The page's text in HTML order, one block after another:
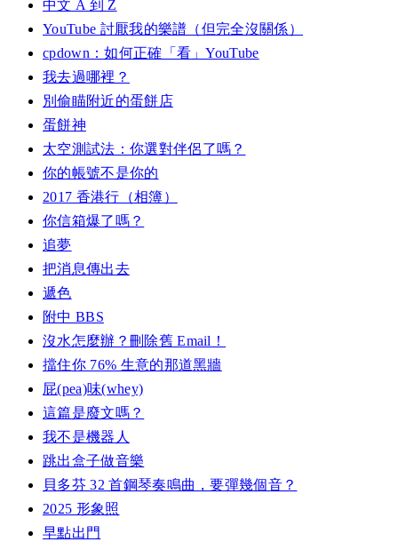
中文 A 到 Z
YouTube 討厭我的樂譜（但完全沒關係）
cpdown：如何正確「看」YouTube
我去過哪裡？
別偷瞄附近的蛋餅店
蛋餅神
太空測試法：你選對伴侶了嗎？
你的帳號不是你的
2017 香港行（相簿）
你信箱爆了嗎？
追夢
把消息傳出去
遞色
附中 BBS
沒水怎麼辦？刪除舊 Email！
擋住你 76% 生意的那道黑牆
屁(pea)味(whey)
這篇是廢文嗎？
我不是機器人
跳出盒子做音樂
貝多芬 32 首鋼琴奏鳴曲，要彈幾個音？
2025 形象照
早點出門